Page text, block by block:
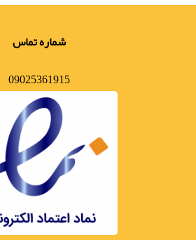
شماره تماس
09025361915